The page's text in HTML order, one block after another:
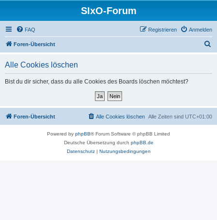
SIxO-Forum
FAQ Anmelden
Registrieren
Foren-Übersicht
Alle Cookies löschen
Bist du dir sicher, dass du alle Cookies des Boards löschen möchtest?
Foren-Übersicht Alle Zeiten sind UTC+01:00
Alle Cookies löschen
Powered by phpBB® Forum Software © phpBB Limited
Deutsche Übersetzung durch phpBB.de
Datenschutz| Nutzungsbedingungen